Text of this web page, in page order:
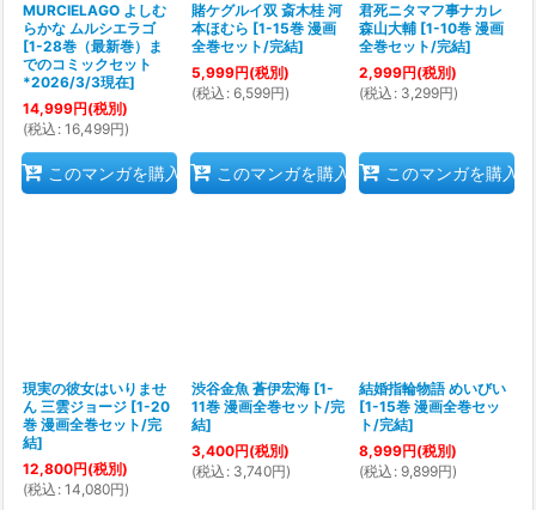
MURCIELAGO よしむ
らかな ムルシエラゴ
[1-28巻（最新巻）ま
でのコミックセット
*2026/3/3現在]
14,999円(税別)
(税込 : 16,499円)
このマンガを購入
賭ケグルイ双 斎木桂 河
本ほむら [1-15巻 漫画
全巻セット/完結]
5,999円(税別)
(税込 : 6,599円)
このマンガを購入
君死ニタマフ事ナカレ
森山大輔 [1-10巻 漫画
全巻セット/完結]
2,999円(税別)
(税込 : 3,299円)
このマンガを購入
現実の彼女はいりませ
ん 三雲ジョージ [1-20
巻 漫画全巻セット/完
結]
12,800円(税別)
(税込 : 14,080円)
渋谷金魚 蒼伊宏海 [1-
11巻 漫画全巻セット/完
結]
3,400円(税別)
(税込 : 3,740円)
結婚指輪物語 めいびい
[1-15巻 漫画全巻セッ
ト/完結]
8,999円(税別)
(税込 : 9,899円)